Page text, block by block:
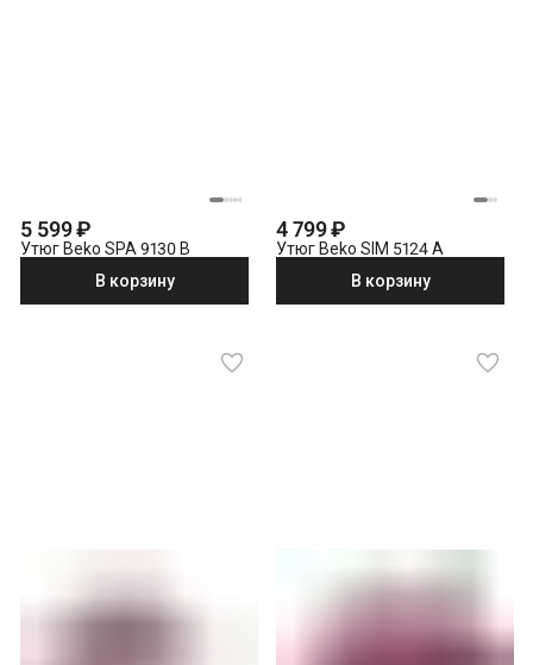
5 599 ₽
Утюг Beko SPA 9130 B
В корзину
4 799 ₽
Утюг Beko SIM 5124 A
В корзину